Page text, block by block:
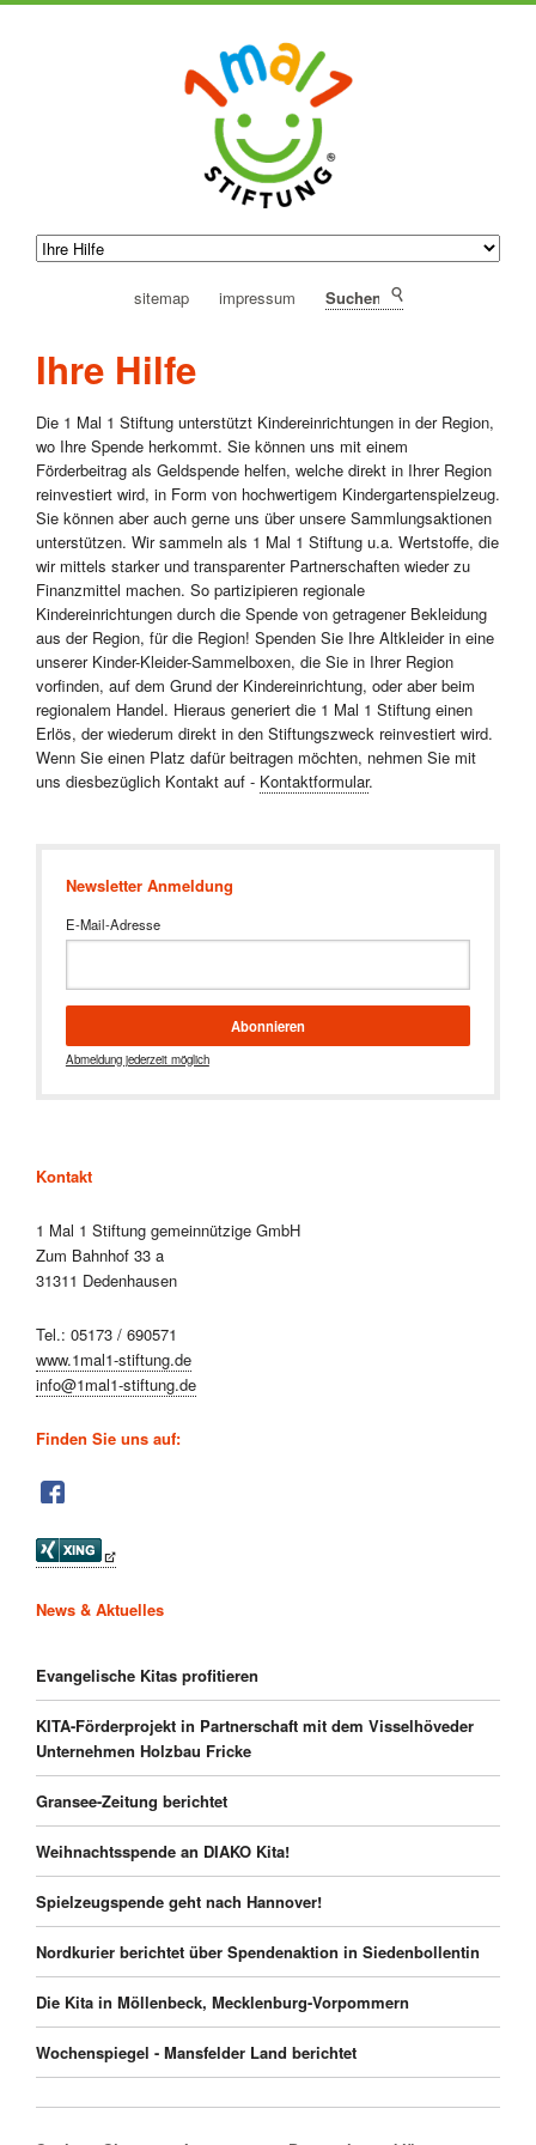
sitemap impressum
Ihre Hilfe
Die 1 Mal 1 Stiftung unterstützt Kindereinrichtungen in der Region,
wo Ihre Spende herkommt. Sie können uns mit einem
Förderbeitrag als Geldspende helfen, welche direkt in Ihrer Region
reinvestiert wird, in Form von hochwertigem Kindergartenspielzeug.
Sie können aber auch gerne uns über unsere Sammlungsaktionen
unterstützen. Wir sammeln als 1 Mal 1 Stiftung u.a. Wertstoffe, die
wir mittels starker und transparenter Partnerschaften wieder zu
Finanzmittel machen. So partizipieren regionale
Kindereinrichtungen durch die Spende von getragener Bekleidung
aus der Region, für die Region! Spenden Sie Ihre Altkleider in eine
unserer Kinder-Kleider-Sammelboxen, die Sie in Ihrer Region
vorfinden, auf dem Grund der Kindereinrichtung, oder aber beim
regionalem Handel. Hieraus generiert die 1 Mal 1 Stiftung einen
Erlös, der wiederum direkt in den Stiftungszweck reinvestiert wird.
Wenn Sie einen Platz dafür beitragen möchten, nehmen Sie mit
uns diesbezüglich Kontakt auf - Kontaktformular.
Newsletter Anmeldung
E-Mail-Adresse
Abonnieren
Abmeldung jederzeit möglich
Kontakt
1 Mal 1 Stiftung gemeinnützige GmbH
Zum Bahnhof 33 a
31311 Dedenhausen
Tel.: 05173 / 690571
www.1mal1-stiftung.de
info@1mal1-stiftung.de
Finden Sie uns auf:
News & Aktuelles
Evangelische Kitas profitieren
KITA-Förderprojekt in Partnerschaft mit dem Visselhöveder
Unternehmen Holzbau Fricke
Gransee-Zeitung berichtet
Weihnachtsspende an DIAKO Kita!
Spielzeugspende geht nach Hannover!
Nordkurier berichtet über Spendenaktion in Siedenbollentin
Die Kita in Möllenbeck, Mecklenburg-Vorpommern
Wochenspiegel - Mansfelder Land berichtet